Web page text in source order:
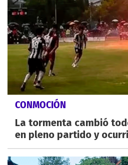
CONMOCIÓN
La tormenta cambió
en pleno partido y